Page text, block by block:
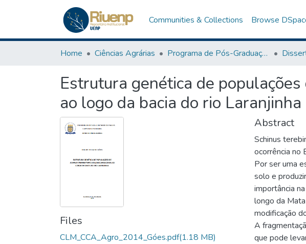
Communities & Collections Browse
Home Ciências Agrárias Programa de Pós-Graduação em Agronomia
Estrutura genética de
ao logo da bacia do rio Laranjinha
Files
CLM_CCA_Agro_2014_Góes.pdf(1.18 MB)
Abstract
Schinus
ocorrência no
Por ser uma
solo e
importância
longo da
modificação
A
que pode